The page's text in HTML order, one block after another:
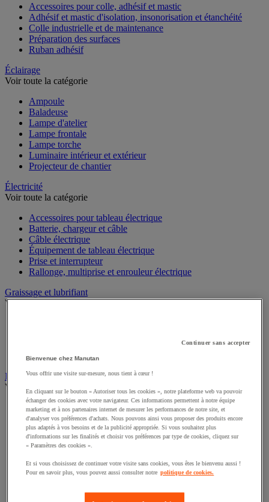
Accessoires pour colle, adhésif et mastic
Adhésif et mastic d'isolation, insonorisation et étanchéité
Colle industrielle et de maintenance
Préparation des surfaces
Ruban adhésif
Éclairage
Voir toute la catégorie
Ampoule
Baladeuse
Lampe d'atelier
Lampe frontale
Lampe torche
Luminaire intérieur et extérieur
Projecteur de chantier
Électricité
Voir toute la catégorie
Accessoires pour tableau électrique
Batterie, chargeur et câble
Câble électrique
Équipement de tableau électrique
Prise et interrupteur
Rallonge, multiprise et enrouleur électrique
Graissage et lubrifiant
Voir toute la catégorie
Outils de graissage
Instrument de mesure
Voir toute la catégorie
Balance industrielle
Compteur et compteur-métreur
Dynamomètre
Équipement optique
Instrument de mesure de laboratoire
Mesure de distance
Mesure de la vitesse
Mesure d'électricité
Continuer sans accepter
Bienvenue chez Manutan
Vous offrir une visite sur-mesure, nous tient à cœur !
En cliquant sur le bouton « Autoriser tous les cookies », notre plateforme web va pouvoir
échanger des cookies avec votre navigateur. Ces informations permettent à notre équipe
marketing et à nos partenaires internet de mesurer les performances de notre site, et
d'analyser vos préférences d'achats. Nous pouvons ainsi vous proposer des produits encore
plus adaptés à vos besoins et de la publicité appropriée. Si vous souhaitez plus
d'informations sur les finalités et choisir vos préférences par type de cookies, cliquez sur
« Paramètres des cookies ».
Et si vous choisissez de continuer votre visite sans cookies, vous êtes le bienvenu aussi !
Pour en savoir plus, vous pouvez aussi consulter notre politique de cookies.